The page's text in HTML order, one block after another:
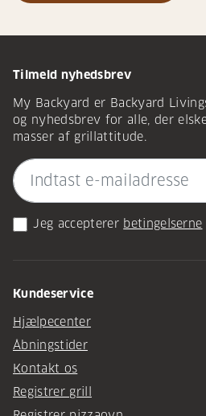
Tilmeld nyhedsbrev
My Backyard er Backyard
og nyhedsbrev for alle, der
masser af grillattitude.
Jeg accepterer betingelserne
Kundeservice
Hjælpecenter
Åbningstider
Kontakt os
Registrer grill